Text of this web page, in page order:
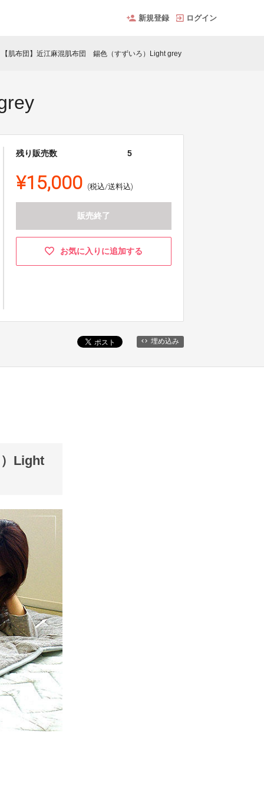
新規登録 ログイン
【肌布団】近江麻混肌布団 錫色（すずいろ）Light grey
残り販売数 5
¥15,000 (税込/送料込)
販売終了
お気に入りに追加する
埋め込み
Light